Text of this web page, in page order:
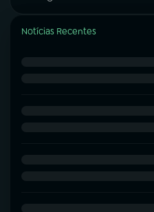
Notícias Recentes